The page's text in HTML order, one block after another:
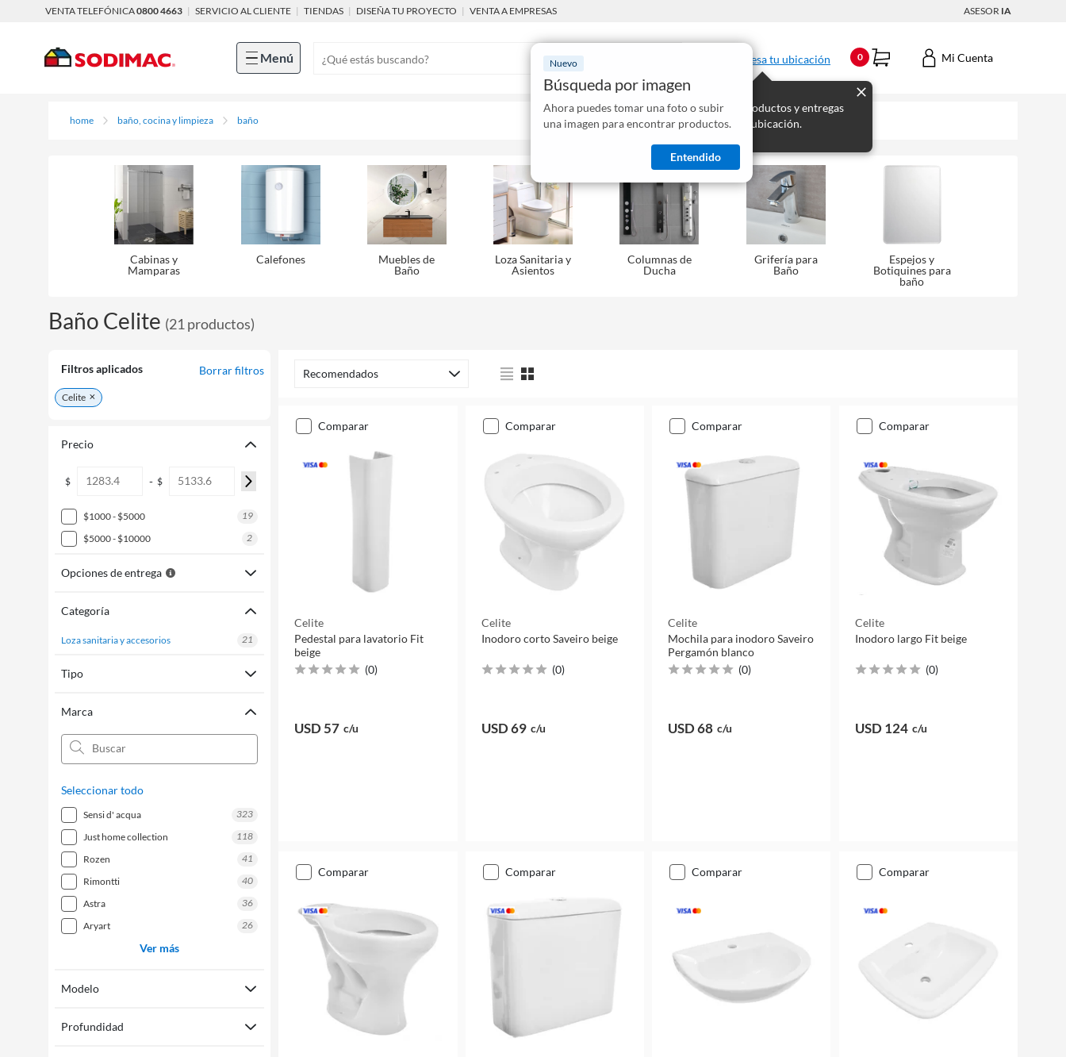
VENTA TELEFÓNICA0800 4663 | SERVICIO AL CLIENTE | TIENDAS | DISEÑA TU PROYECTO | VENTA A EMPRESAS ASESOR IA
Menú Nuevo
Búsqueda por imagen
Ahora puedes tomar una foto o subir
una imagen para encontrar productos.
Entendido
Ingresa tu ubicación
Mostraremos los productos y entregas
disponibles para tu ubicación.
0 Mi Cuenta
home baño, cocina y limpieza baño
Cabinas y
Mamparas
Calefones
Muebles de
Baño
Loza Sanitaria y
Asientos
Columnas de
Ducha
Grifería para
Baño
Espejos y
Botiquines para
baño
Baño Celite (21 productos)
Filtros aplicados Borrar filtros
Celite
Precio
$ - $
$1000 - $5000
19
$5000 - $10000
2
Opciones de entrega
Categoría
loza sanitaria y accesorios 21
Tipo
Marca
Seleccionar todo
sensi d' acqua
323
just home collection
118
rozen
41
rimontti
40
astra
36
aryart
26
Ver más
Modelo
Profundidad
Recomendados
comparar
Celite
Pedestal para lavatorio Fit
beige
(0)
USD 57 c/u
comparar
Celite
Inodoro corto Saveiro beige
(0)
USD 69 c/u
comparar
Celite
Mochila para inodoro Saveiro
Pergamón blanco
(0)
USD 68 c/u
comparar
Celite
Inodoro largo Fit beige
(0)
USD 124 c/u
comparar comparar comparar comparar